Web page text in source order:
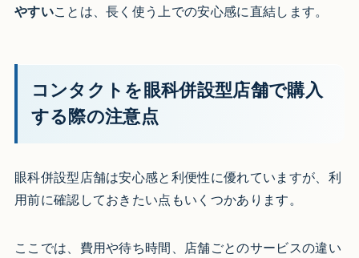
やすいことは、長く使う上での安心感に直結します。
コンタクトを眼科併設型店舗で購入
する際の注意点
眼科併設型店舗は安心感と利便性に優れていますが、利
用前に確認しておきたい点もいくつかあります。
ここでは、費用や待ち時間、店舗ごとのサービスの違い